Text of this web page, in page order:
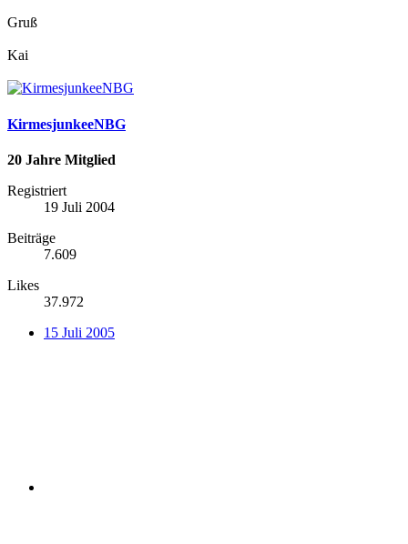
Gruß
Kai
KirmesjunkeeNBG
20 Jahre Mitglied
Registriert
19 Juli 2004
Beiträge
7.609
Likes
37.972
15 Juli 2005